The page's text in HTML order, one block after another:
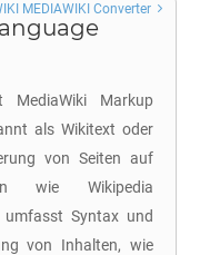
Markup
als Wikitext oder
von Seiten auf
wie Wikipedia
umfasst Syntax und
von Inhalten, wie
MEDIAWIKI Converter